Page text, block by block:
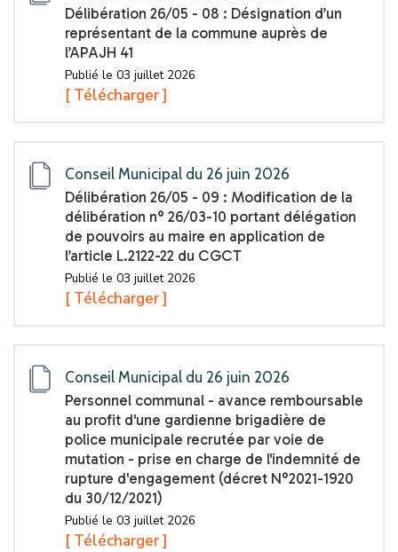
Délibération 26/05 - 08 : Désignation d’un
représentant de la commune auprès de
l’APAJH 41
Publié le 03 juillet 2026
[ Télécharger ]
Conseil Municipal du 26 juin 2026
Délibération 26/05 - 09 : Modification de la
délibération n° 26/03-10 portant délégation
de pouvoirs au maire en application de
l’article L.2122-22 du CGCT
Publié le 03 juillet 2026
[ Télécharger ]
Conseil Municipal du 26 juin 2026
Personnel communal - avance remboursable
au profit d'une gardienne brigadière de
police municipale recrutée par voie de
mutation - prise en charge de l'indemnité de
rupture d'engagement (décret N°2021-1920
du 30/12/2021)
Publié le 03 juillet 2026
[ Télécharger ]